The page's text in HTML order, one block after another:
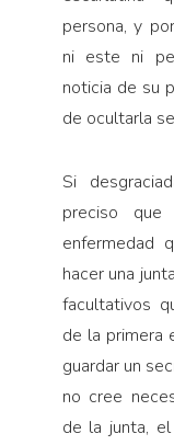
persona, y
ni este ni
noticia de su
de ocultarla
Si
preciso
enfermedad
hacer una
facultativos
de la primera
guardar un
no cree
de la junta,